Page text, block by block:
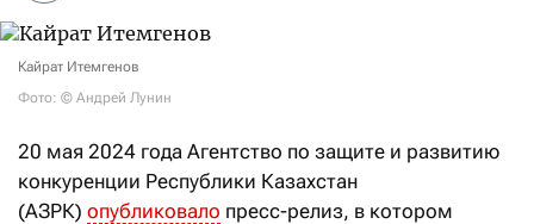
Кайрат Итемгенов
Фото: © Андрей Лунин
20 мая 2024 года Агентство по защите и развитию
конкуренции Республики Казахстан
(АЗРК) опубликовало пресс-релиз, в котором